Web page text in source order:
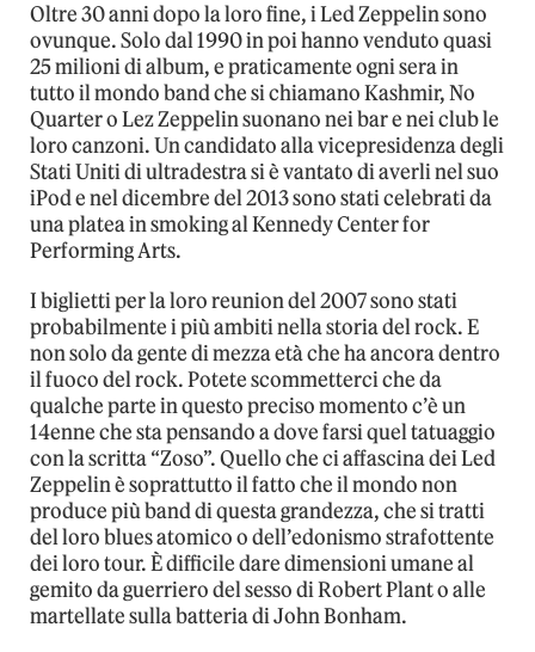
Oltre 30 anni dopo la loro fine, i Led Zeppelin sono
ovunque. Solo dal 1990 in poi hanno venduto quasi
25 milioni di album, e praticamente ogni sera in
tutto il mondo band che si chiamano Kashmir, No
Quarter o Lez Zeppelin suonano nei bar e nei club le
loro canzoni. Un candidato alla vicepresidenza degli
Stati Uniti di ultradestra si è vantato di averli nel suo
iPod e nel dicembre del 2013 sono stati celebrati da
una platea in smoking al Kennedy Center for
Performing Arts.
I biglietti per la loro reunion del 2007 sono stati
probabilmente i più ambiti nella storia del rock. E
non solo da gente di mezza età che ha ancora dentro
il fuoco del rock. Potete scommetterci che da
qualche parte in questo preciso momento c’è un
14enne che sta pensando a dove farsi quel tatuaggio
con la scritta “Zoso”. Quello che ci affascina dei Led
Zeppelin è soprattutto il fatto che il mondo non
produce più band di questa grandezza, che si tratti
del loro blues atomico o dell’edonismo strafottente
dei loro tour. È difficile dare dimensioni umane al
gemito da guerriero del sesso di Robert Plant o alle
martellate sulla batteria di John Bonham.